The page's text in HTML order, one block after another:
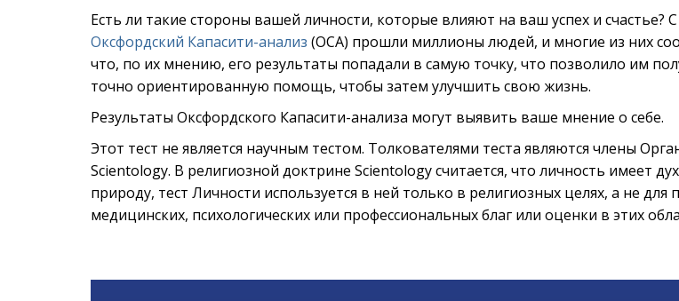
Есть ли такие стороны вашей личности, которые влияют на ваш успех и счастье? С
Оксфордский Капасити-анализ (ОСА) прошли миллионы людей, и многие из них
что, по их мнению, его результаты попадали в самую точку, что позволило им
точно ориентированную помощь, чтобы затем улучшить свою жизнь.
Результаты Оксфордского Капасити-анализа могут выявить ваше мнение о себе.
Этот тест не является научным тестом. Толкователями теста являются члены
Scientology. В религиозной доктрине Scientology считается, что личность имеет
природу, тест Личности используется в ней только в религиозных целях, а не для
медицинских, психологических или профессиональных благ или оценки в этих